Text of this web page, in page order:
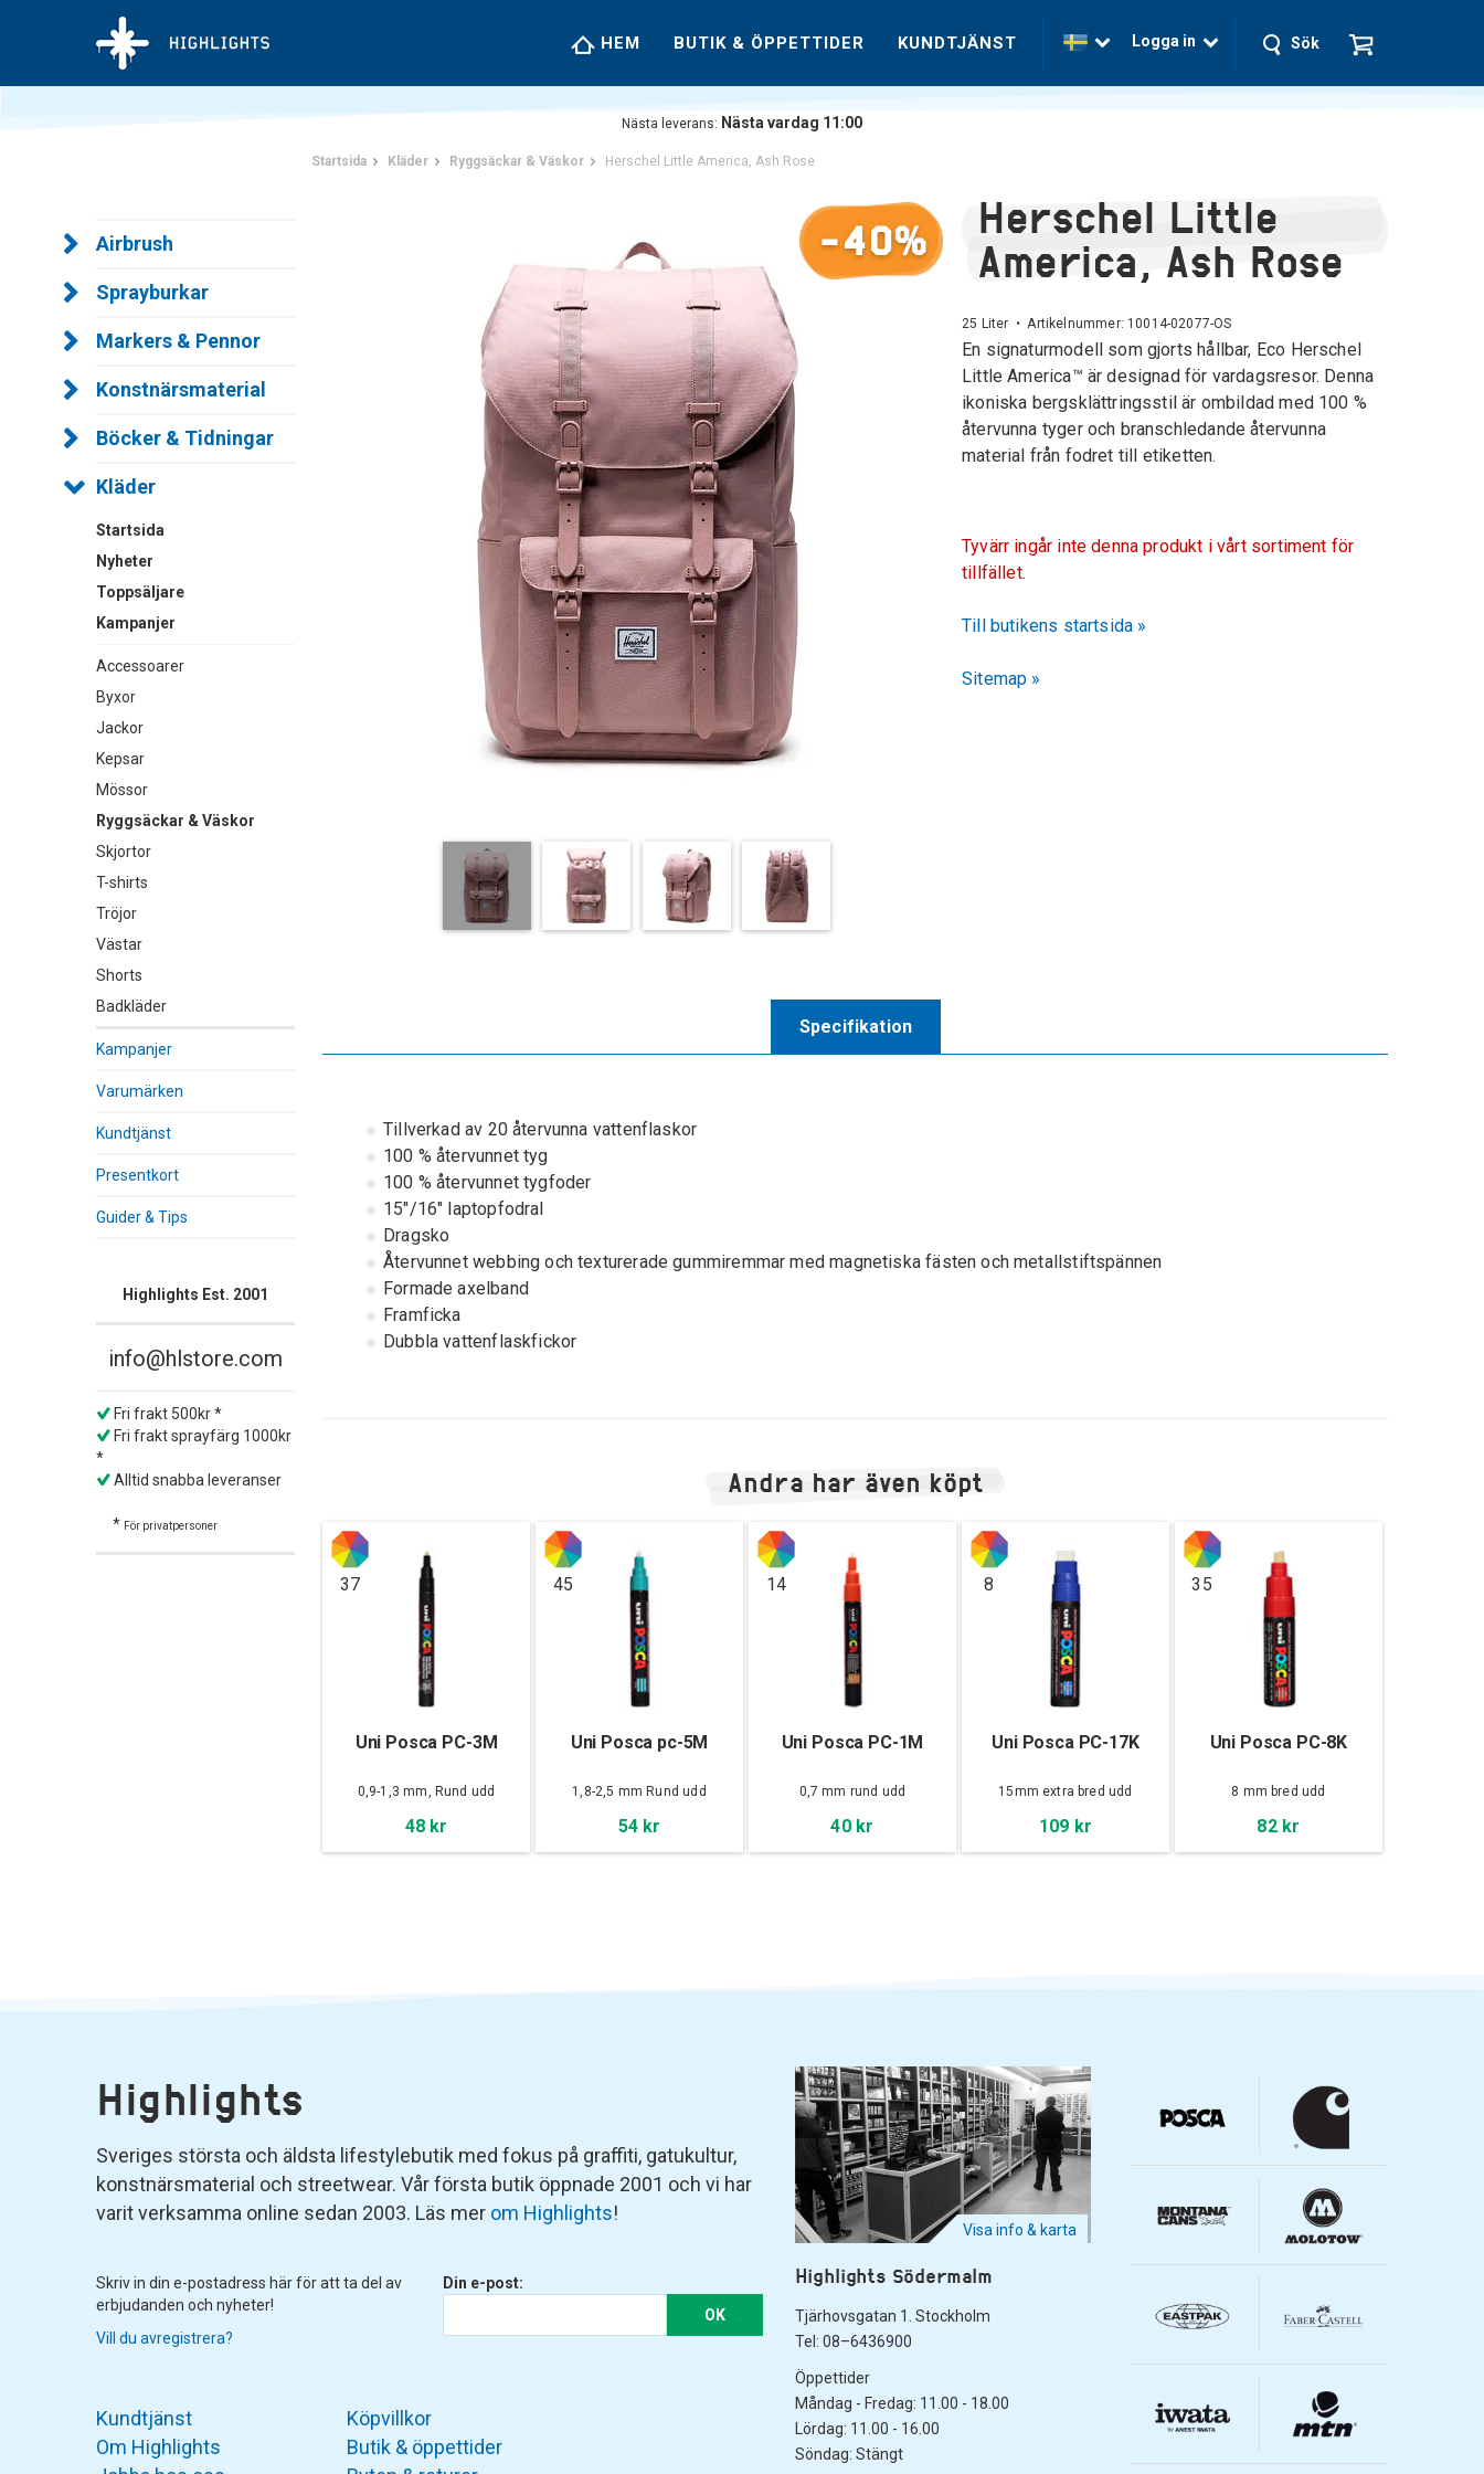
HEM BUTIK & ÖPPETTIDER KUNDTJÄNST Logga in Sök
Nästa leverans: Nästa vardag 11:00
Airbrush
Sprayburkar
Markers & Pennor
Konstnärsmaterial
Böcker & Tidningar
Kläder
Startsida
Nyheter
Toppsäljare
Kampanjer
Accessoarer
Byxor
Jackor
Kepsar
Mössor
Ryggsäckar & Väskor
Skjortor
T-shirts
Tröjor
Västar
Shorts
Badkläder
Kampanjer
Varumärken
Kundtjänst
Presentkort
Guider & Tips
Highlights Est. 2001
info@hlstore.com
Fri frakt 500kr *
Fri frakt sprayfärg 1000kr
*
Alltid snabba leveranser
* För privatpersoner
Startsida Kläder Ryggsäckar & Väskor Herschel Little America, Ash Rose
-40%
Herschel Little
America, Ash Rose
25 Liter • Artikelnummer: 10014-02077-OS
En signaturmodell som gjorts hållbar, Eco Herschel
Little America™ är designad för vardagsresor. Denna
ikoniska bergsklättringsstil är ombildad med 100 %
återvunna tyger och branschledande återvunna
material från fodret till etiketten.
Tyvärr ingår inte denna produkt i vårt sortiment för
tillfället.
Till butikens startsida »
Sitemap »
Specifikation
Tillverkad av 20 återvunna vattenflaskor
100 % återvunnet tyg
100 % återvunnet tygfoder
15"/16" laptopfodral
Dragsko
Återvunnet webbing och texturerade gummiremmar med magnetiska fästen och metallstiftspännen
Formade axelband
Framficka
Dubbla vattenflaskfickor
Andra har även köpt
37
Uni Posca PC-3M
0,9-1,3 mm, Rund udd
48 kr
45
Uni Posca pc-5M
1,8-2,5 mm Rund udd
54 kr
14
Uni Posca PC-1M
0,7 mm rund udd
40 kr
8
Uni Posca PC-17K
15mm extra bred udd
109 kr
35
Uni Posca PC-8K
8 mm bred udd
82 kr
Highlights
Sveriges största och äldsta lifestylebutik med fokus på graffiti, gatukultur,
konstnärsmaterial och streetwear. Vår första butik öppnade 2001 och vi har
varit verksamma online sedan 2003. Läs mer om Highlights!
Skriv in din e-postadress här för att ta del av
erbjudanden och nyheter!
Vill du avregistrera?
Din e-post:
OK
Visa info & karta
Highlights Södermalm
Tjärhovsgatan 1. Stockholm
Tel: 08–6436900
Öppettider
Måndag - Fredag: 11.00 - 18.00
Lördag: 11.00 - 16.00
Söndag: Stängt
Kundtjänst
Om Highlights
Köpvillkor
Butik & öppettider